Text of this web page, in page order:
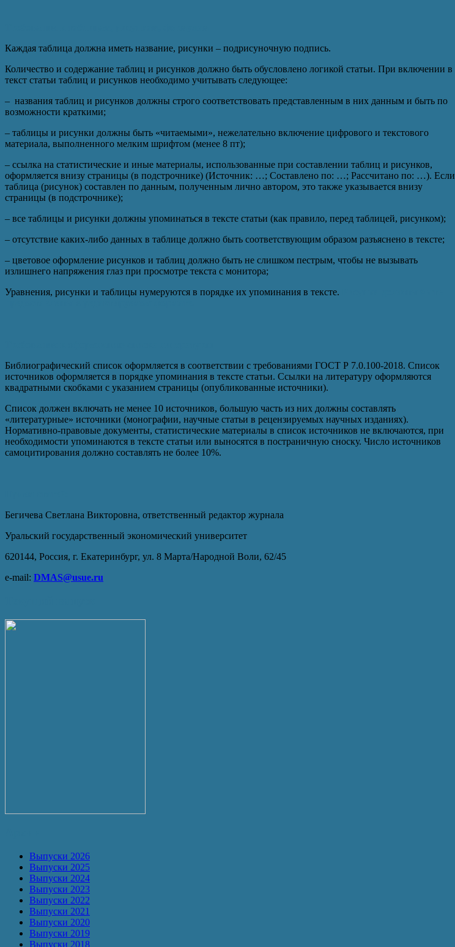
Каждая таблица должна иметь название, рисунки – подрисуночную подпись.
Количество и содержание таблиц и рисунков должно быть обусловлено логикой статьи. При включении в
текст статьи таблиц и рисунков необходимо учитывать следующее:
– названия таблиц и рисунков должны строго соответствовать представленным в них данным и быть по
возможности краткими;
– таблицы и рисунки должны быть «читаемыми», нежелательно включение цифрового и текстового
материала, выполненного мелким шрифтом (менее 8 пт);
– ссылка на статистические и иные материалы, использованные при составлении таблиц и рисунков,
оформляется внизу страницы (в подстрочнике) (Источник: …; Составлено по: …; Рассчитано по: …). Если
таблица (рисунок) составлен по данным, полученным лично автором, это также указывается внизу
страницы (в подстрочнике);
– все таблицы и рисунки должны упоминаться в тексте статьи (как правило, перед таблицей, рисунком);
– отсутствие каких-либо данных в таблице должно быть соответствующим образом разъяснено в тексте;
– цветовое оформление рисунков и таблиц должно быть не слишком пестрым, чтобы не вызывать
излишнего напряжения глаз при просмотре текста с монитора;
Уравнения, рисунки и таблицы нумеруются в порядке их упоминания в тексте.
Библиографический список оформляется в соответствии с требованиями ГОСТ Р 7.0.100-2018. Список
источников оформляется в порядке упоминания в тексте статьи. Ссылки на литературу оформляются
квадратными скобками с указанием страницы (опубликованные источники).
Список должен включать не менее 10 источников, большую часть из них должны составлять
«литературные» источники (монографии, научные статьи в рецензируемых научных изданиях).
Нормативно-правовые документы, статистические материалы в список источников не включаются, при
необходимости упоминаются в тексте статьи или выносятся в постраничную сноску. Число источников
самоцитирования должно составлять не более 10%.
Бегичева Светлана Викторовна, ответственный редактор журнала
Уральский государственный экономический университет
620144, Россия, г. Екатеринбург, ул. 8 Марта/Народной Воли, 62/45
e-mail: DMAS@usue.ru
Выпуски 2026
Выпуски 2025
Выпуски 2024
Выпуски 2023
Выпуски 2022
Выпуски 2021
Выпуски 2020
Выпуски 2019
Выпуски 2018